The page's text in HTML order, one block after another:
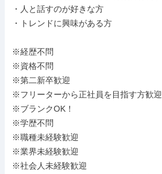
・人と話すのが好きな方
・トレンドに興味がある方
※経歴不問
※資格不問
※第二新卒歓迎
※フリーターから正社員を目指す方歓迎
※ブランクOK！
※学歴不問
※職種未経験歓迎
※業界未経験歓迎
※社会人未経験歓迎